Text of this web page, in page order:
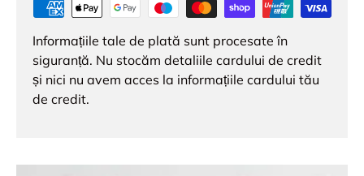
Informațiile tale de plată sunt procesate în
siguranță. Nu stocăm detaliile cardului de credit
și nici nu avem acces la informațiile cardului tău
de credit.